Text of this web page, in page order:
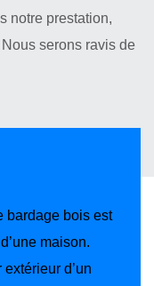
notre prestation,
serons ravis de
bardage bois est
maison.
d’un